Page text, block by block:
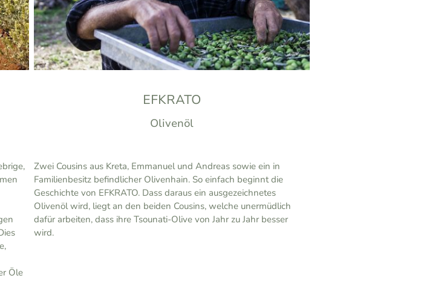
Öle
EFKRATO
Olivenöl
Zwei Cousins aus Kreta, Emmanuel und Andreas sowie ein in
Familienbesitz befindlicher Olivenhain. So einfach beginnt die
Geschichte von EFKRATO. Dass daraus ein ausgezeichnetes
Olivenöl wird, liegt an den beiden Cousins, welche unermüdlich
dafür arbeiten, dass ihre Tsounati-Olive von Jahr zu Jahr besser
wird.